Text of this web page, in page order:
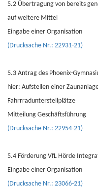
5.2 Übertragung von bereits
auf weitere Mittel
Eingabe einer Organisation
(Drucksache Nr.: 22931-21)
5.3 Antrag des Phoenix-
hier: Aufstellen einer
Fahrrradunterstellplätze
Mitteilung Geschäftsführung
(Drucksache Nr.: 22954-21)
5.4 Förderung VfL Hörde
Eingabe einer Organisation
(Drucksache Nr.: 23066-21)